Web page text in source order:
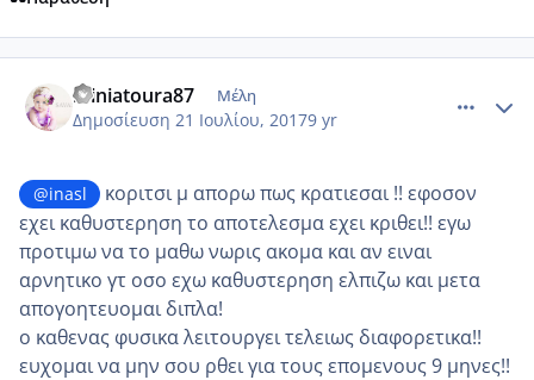
miniatoura87 Μέλη
Δημοσίευση 21 Ιουλίου, 20179 yr
@inasl
κοριτσι μ απορω πως κρατιεσαι !! εφοσον
εχει καθυστερηση το αποτελεσμα εχει κριθει!! εγω
προτιμω να το μαθω νωρις ακομα και αν ειναι
αρνητικο γτ οσο εχω καθυστερηση ελπιζω και μετα
απογοητευομαι διπλα!
ο καθενας φυσικα λειτουργει τελειως διαφορετικα!!
ευχομαι να μην σου ρθει για τους επομενους 9 μηνες!!